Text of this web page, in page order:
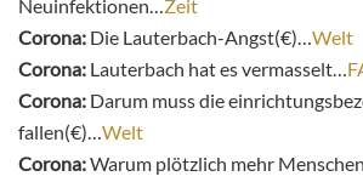
Neuinfektionen…Zeit
Corona: Die Lauterbach-Angst(€)…Welt
Corona: Lauterbach hat es vermasselt…
Corona: Darum muss die
fallen(€)…Welt
Corona:Warum plötzlich mehr